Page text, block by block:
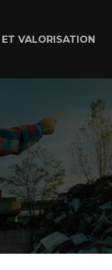
ET VALORISATION